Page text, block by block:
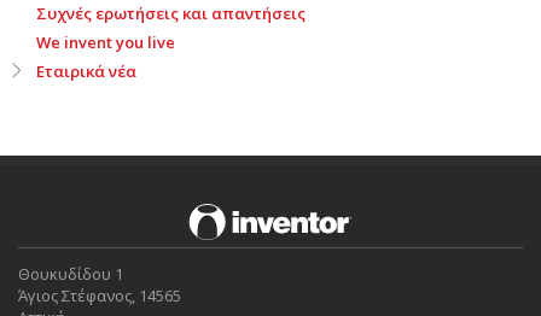
Συχνές ερωτήσεις και απαντήσεις
We invent you live
Εταιρικά νέα
Θουκυδίδου 1
Άγιος Στέφανος, 14565